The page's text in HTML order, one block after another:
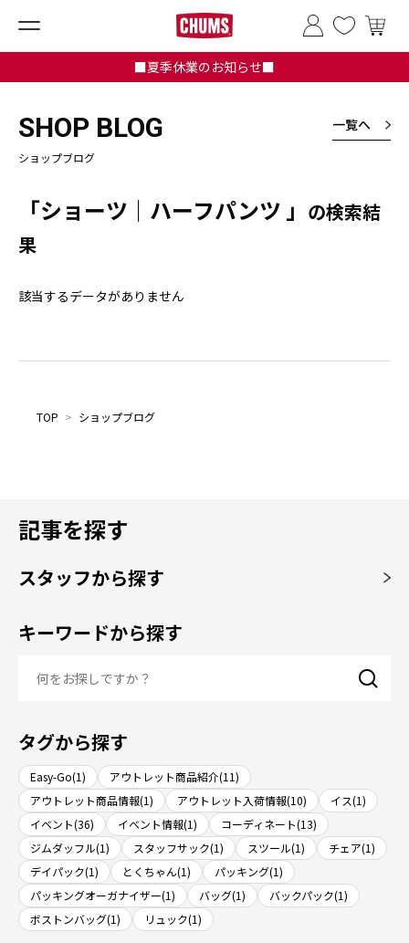
■夏季休業のお知らせ■
SHOP BLOG
ショップブログ
一覧へ
「ショーツ｜ハーフパンツ 」 の検索結
果
該当するデータがありません
TOP > ショップブログ
記事を探す
スタッフから探す
キーワードから探す
タグから探す
Easy-Go(1)
アウトレット商品紹介(11)
アウトレット商品情報(1)
アウトレット入荷情報(10)
イス(1)
イベント(36)
イベント情報(1)
コーディネート(13)
ジムダッフル(1)
スタッフサック(1) スツール(1)
チェア(1)
デイパック(1)
とくちゃん(1)
パッキング(1)
パッキングオーガナイザー(1)
バッグ(1)
バックパック(1)
ボストンバッグ(1)
リュック(1)